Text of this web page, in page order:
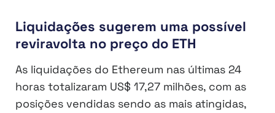
Liquidações sugerem uma possível
reviravolta no preço do ETH
As liquidações do Ethereum nas últimas 24
horas totalizaram US$ 17,27 milhões, com as
posições vendidas sendo as mais atingidas,